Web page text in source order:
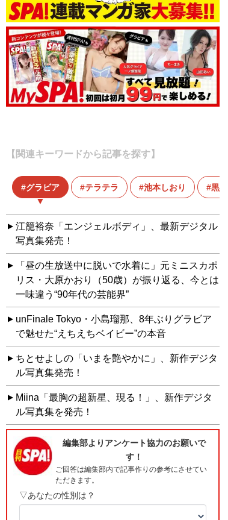
【関連キーワードから記事を探す】
グラビア テラテラ 池本しおり 黒田
江籠裕奈「エンジェルボディ」、最新デジタル
写真集発売！
「昼の生放送中に脱いで水着に」元ミニスカポ
リス・大原かおり（50歳）が振り返る、今とは
一味違う“90年代の芸能界”
unFinale Tokyo・小島瑠那、8年ぶりグラビア
で魅せた“えちえちベイビー”の本音
ちとせよしの「いまを艶やかに」、新作デジタ
ル写真集発売！
Miina「最胸の超新星、現る！」、新作デジタ
ル写真集を発売！